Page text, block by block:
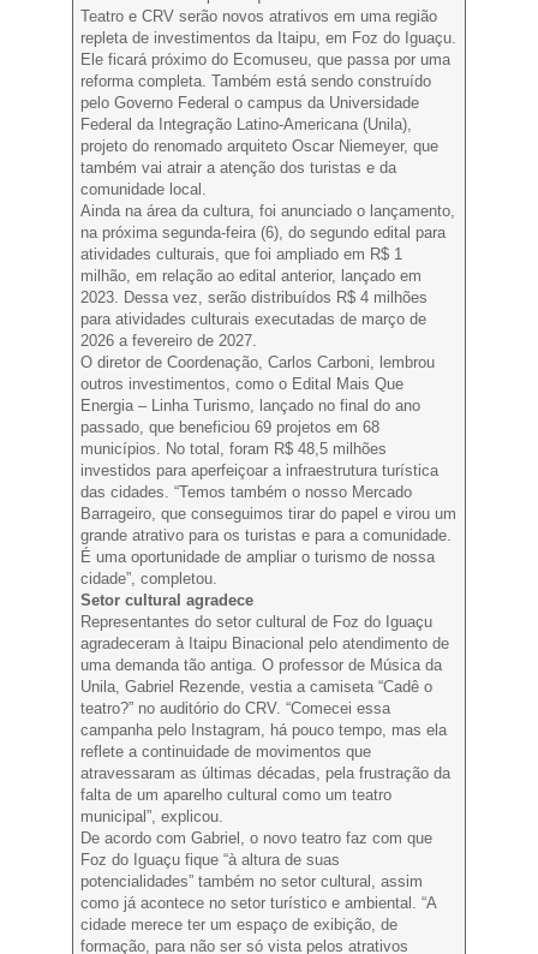
Teatro e CRV serão novos atrativos em uma região
repleta de investimentos da Itaipu, em Foz do Iguaçu.
Ele ficará próximo do Ecomuseu, que passa por uma
reforma completa. Também está sendo construído
pelo Governo Federal o campus da Universidade
Federal da Integração Latino-Americana (Unila),
projeto do renomado arquiteto Oscar Niemeyer, que
também vai atrair a atenção dos turistas e da
comunidade local.
Ainda na área da cultura, foi anunciado o lançamento,
na próxima segunda-feira (6), do segundo edital para
atividades culturais, que foi ampliado em R$ 1
milhão, em relação ao edital anterior, lançado em
2023. Dessa vez, serão distribuídos R$ 4 milhões
para atividades culturais executadas de março de
2026 a fevereiro de 2027.
O diretor de Coordenação, Carlos Carboni, lembrou
outros investimentos, como o Edital Mais Que
Energia – Linha Turismo, lançado no final do ano
passado, que beneficiou 69 projetos em 68
municípios. No total, foram R$ 48,5 milhões
investidos para aperfeiçoar a infraestrutura turística
das cidades. “Temos também o nosso Mercado
Barrageiro, que conseguimos tirar do papel e virou um
grande atrativo para os turistas e para a comunidade.
É uma oportunidade de ampliar o turismo de nossa
cidade”, completou.
Setor cultural agradece
Representantes do setor cultural de Foz do Iguaçu
agradeceram à Itaipu Binacional pelo atendimento de
uma demanda tão antiga. O professor de Música da
Unila, Gabriel Rezende, vestia a camiseta “Cadê o
teatro?” no auditório do CRV. “Comecei essa
campanha pelo Instagram, há pouco tempo, mas ela
reflete a continuidade de movimentos que
atravessaram as últimas décadas, pela frustração da
falta de um aparelho cultural como um teatro
municipal”, explicou.
De acordo com Gabriel, o novo teatro faz com que
Foz do Iguaçu fique “à altura de suas
potencialidades” também no setor cultural, assim
como já acontece no setor turístico e ambiental. “A
cidade merece ter um espaço de exibição, de
formação, para não ser só vista pelos atrativos